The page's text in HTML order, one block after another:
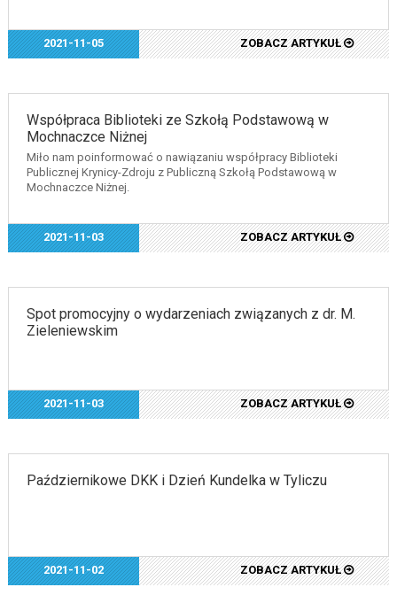
2021-11-05 ZOBACZ ARTYKUŁ
Współpraca Biblioteki ze Szkołą Podstawową w
Mochnaczce Niżnej
Miło nam poinformować o nawiązaniu współpracy Biblioteki
Publicznej Krynicy-Zdroju z Publiczną Szkołą Podstawową w
Mochnaczce Niżnej.
2021-11-03 ZOBACZ ARTYKUŁ
Spot promocyjny o wydarzeniach związanych z dr. M.
Zieleniewskim
2021-11-03 ZOBACZ ARTYKUŁ
Październikowe DKK i Dzień Kundelka w Tyliczu
2021-11-02 ZOBACZ ARTYKUŁ